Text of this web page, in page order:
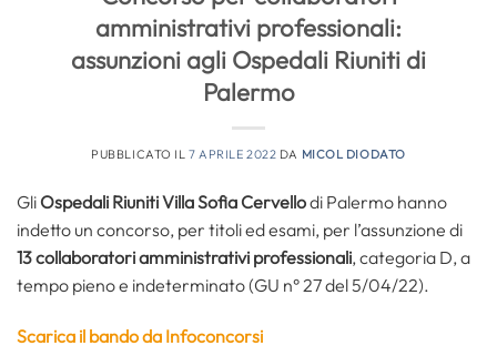
amministrativi professionali:
assunzioni agli Ospedali Riuniti di
Palermo
PUBBLICATO IL7 APRILE 2022 DA MICOL DIODATO
GliOspedali Riuniti Villa Sofia Cervellodi Palermo hanno
indetto un concorso, per titoli ed esami, per l’assunzione di
13 collaboratori amministrativi professionali, categoria D, a
tempo pieno e indeterminato (GU n° 27 del 5/04/22).
Scarica il bando da Infoconcorsi